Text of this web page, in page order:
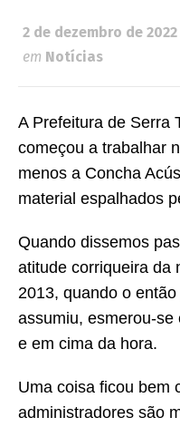
2 de dezembro de 2022
em Notícias
A Prefeitura de Serra
começou a trabalhar
menos a Concha
material espalhados
Quando dissemos
atitude corriqueira da
2013, quando o
assumiu, esmerou-
e em cima da hora.
Uma coisa ficou bem
administradores são